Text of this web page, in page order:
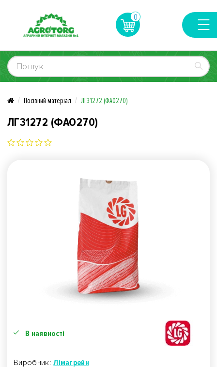
0
Посівний матеріал ЛГ31272 (ФАО270)
ЛГ31272 (ФАО270)
В наявності
Виробник:Лімагрейн